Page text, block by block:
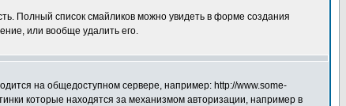
Полный список смайликов можно увидеть в форме создания
или вообще удалить его.
на общедоступном сервере, например: http://www.some-
которые находятся за механизмом авторизации, например в